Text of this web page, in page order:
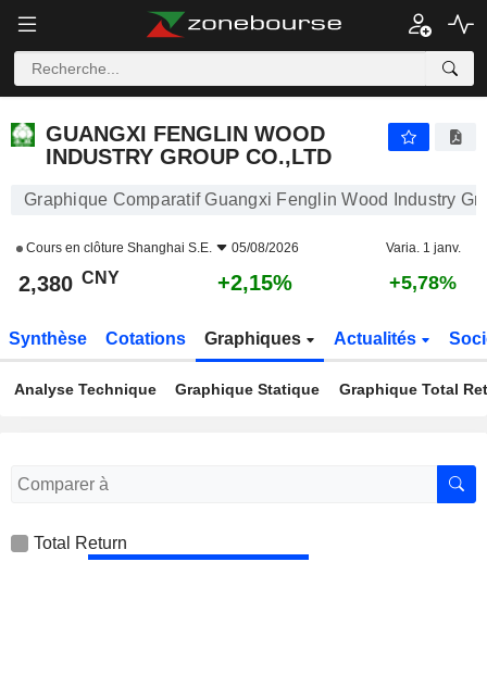
GUANGXI FENGLIN WOOD
INDUSTRY GROUP CO.,LTD
Graphique Comparatif Guangxi Fenglin Wood Industry
Cours en clôture Shanghai S.E. 05/08/2026 Varia. 1 janv.
2,380 CNY +2,15% +5,78%
Synthèse Cotations Graphiques Actualités
Analyse Technique Graphique Statique Graphique Total
Total Return